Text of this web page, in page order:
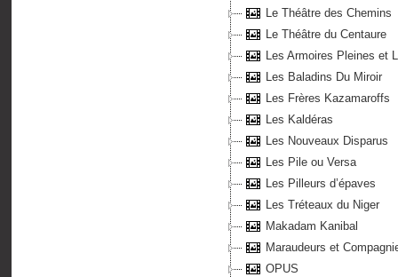
Le Théâtre des Chemins
Le Théâtre du Centaure
Les Armoires Pleines et
Les Baladins Du Miroir
Les Frères Kazamaroffs
Les Kaldéras
Les Nouveaux Disparus
Les Pile ou Versa
Les Pilleurs d’épaves
Les Tréteaux du Niger
Makadam Kanibal
Maraudeurs et
OPUS